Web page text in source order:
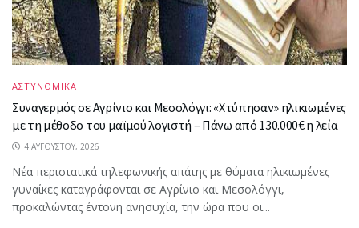
ΑΣΤΥΝΟΜΙΚΑ
Συναγερμός σε Αγρίνιο και Μεσολόγγι: «Χτύπησαν» ηλικιωμένες
με τη μέθοδο του μαϊμού λογιστή – Πάνω από 130.000€ η λεία
4 ΑΥΓΟΎΣΤΟΥ, 2026
Νέα περιστατικά τηλεφωνικής απάτης με θύματα ηλικιωμένες
γυναίκες καταγράφονται σε Αγρίνιο και Μεσολόγγι,
προκαλώντας έντονη ανησυχία, την ώρα που οι...